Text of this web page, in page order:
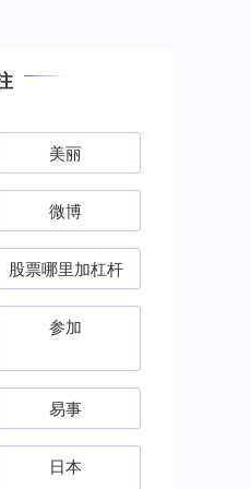
美丽
微博
股票哪里加杠杆
参加
易事
日本